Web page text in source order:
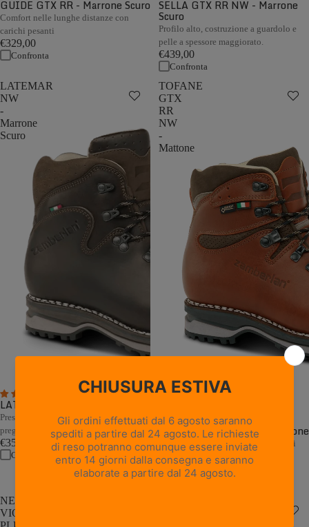
GUIDE GTX RR - Marrone Scuro
Comfort nelle lunghe distanze con
carichi pesanti
€329,00
Confronta
SELLA GTX RR NW - Marrone
Scuro
Profilo alto, costruzione a guardolo e
pelle a spessore maggiorato.
€439,00
Confronta
LATEMAR
NW
-
Marrone
Scuro
4 recensioni
LATEMAR NW - Marrone Scuro
Prestazioni e robustezza d'altri tempi in
pregiata pelle toscana.
€355,00
Confronta
TOFANE
GTX
RR
NW
-
Mattone
9 recensioni
TOFANE GTX RR NW - Mattone
Costruzione a guardolo e prestazioni
durature in pregiata pelle toscana.
€399,00
Confronta
NEW
VIOZ